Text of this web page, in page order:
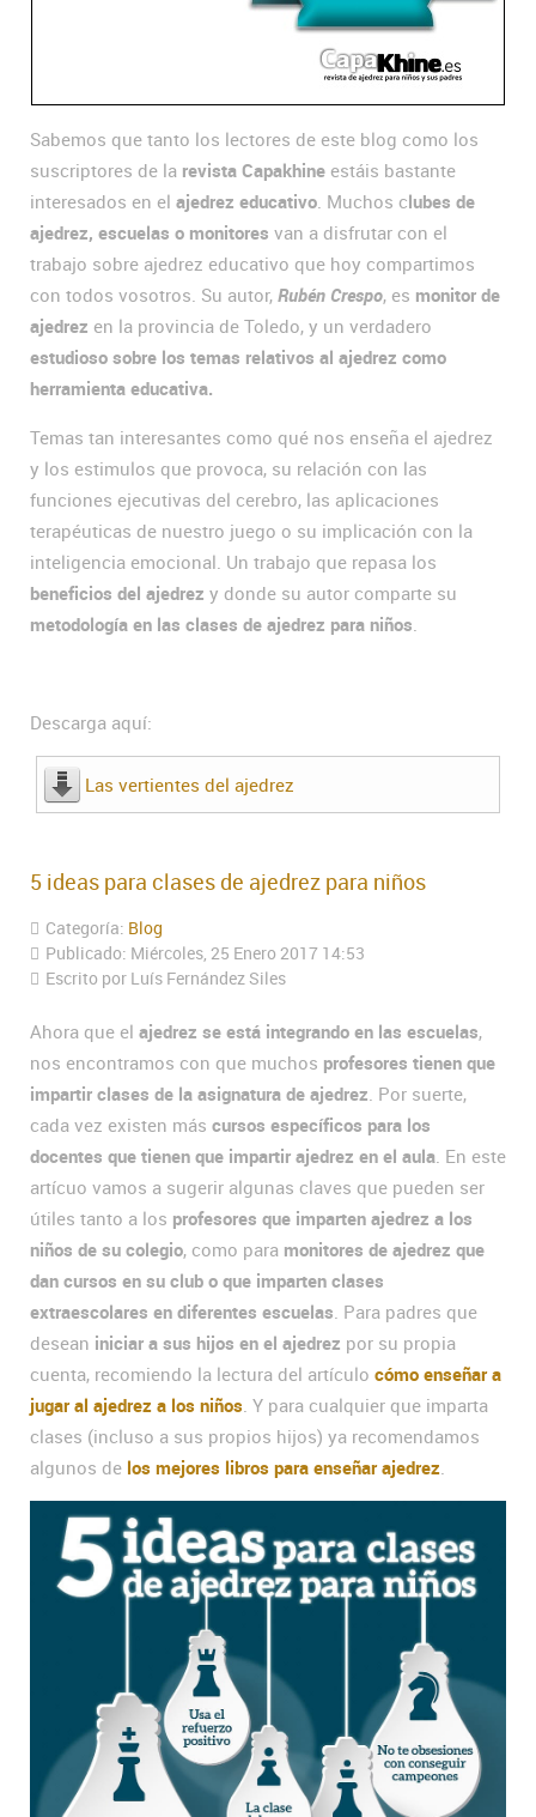
Sabemos que tanto los lectores de este blog como los
suscriptores de la revista Capakhine estáis bastante
interesados en el ajedrez educativo. Muchos clubes de
ajedrez, escuelas o monitores van a disfrutar con el
trabajo sobre ajedrez educativo que hoy compartimos
con todos vosotros. Su autor, Rubén Crespo, es monitor de
ajedrez en la provincia de Toledo, y un verdadero
estudioso sobre los temas relativos al ajedrez como
herramienta educativa.
Temas tan interesantes como qué nos enseña el ajedrez
y los estimulos que provoca, su relación con las
funciones ejecutivas del cerebro, las aplicaciones
terapéuticas de nuestro juego o su implicación con la
inteligencia emocional. Un trabajo que repasa los
beneficios del ajedrez y donde su autor comparte su
metodología en las clases de ajedrez para niños.
Descarga aquí:
Las vertientes del ajedrez
5 ideas para clases de ajedrez para niños
Categoría: Blog
Publicado: Miércoles, 25 Enero 2017 14:53
Escrito por Luís Fernández Siles
Ahora que el ajedrez se está integrando en las escuelas,
nos encontramos con que muchos profesores tienen que
impartir clases de la asignatura de ajedrez . Por suerte,
cada vez existen más cursos específicos para los
docentes que tienen que impartir ajedrez en el aula . En este
artícuo vamos a sugerir algunas claves que pueden ser
útiles tanto a los profesores que imparten ajedrez a los
niños de su colegio, como para monitores de ajedrez que
dan cursos en su club o que imparten clases
extraescolares en diferentes escuelas . Para padres que
desean iniciar a sus hijos en el ajedrez por su propia
cuenta, recomiendo la lectura del artículo cómo enseñar a
jugar al ajedrez a los niños . Y para cualquier que imparta
clases (incluso a sus propios hijos) ya recomendamos
algunos de los mejores libros para enseñar ajedrez